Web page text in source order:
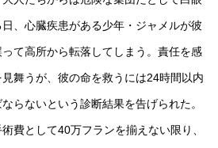
、心臓疾患がある少年・ジャメルが彼
て高所から転落してしまう。責任を感
舞うが、彼の命を救うには24時間以内
らないという診断結果を告げられた。
費として40万フランを揃えない限り、